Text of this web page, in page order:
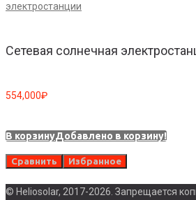
электростанции
Сетевая солнечная
554,000₽
В корзинуДобавлено в корзину!
Сравнить Избранное
© Heliosolar, 2017-2026. Запрещается